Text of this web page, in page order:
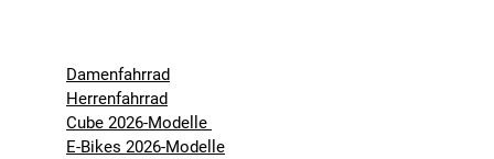
Damenfahrrad
Herrenfahrrad
Cube 2026-Modelle
E-Bikes 2026-Modelle